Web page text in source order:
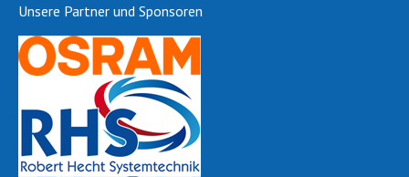
Unsere Partner und Sponsoren